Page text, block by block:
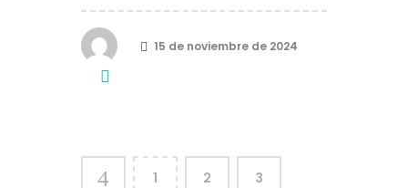
15 de noviembre de 2024
1 2 3